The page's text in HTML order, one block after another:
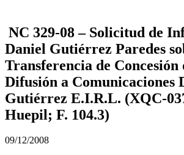
NC 329-08 – Solicitud de
Daniel Gutiérrez Paredes
Transferencia de Concesión
Difusión a Comunicaciones
Gutiérrez E.I.R.L. (XQC-
Huepil; F. 104.3)
09/12/2008